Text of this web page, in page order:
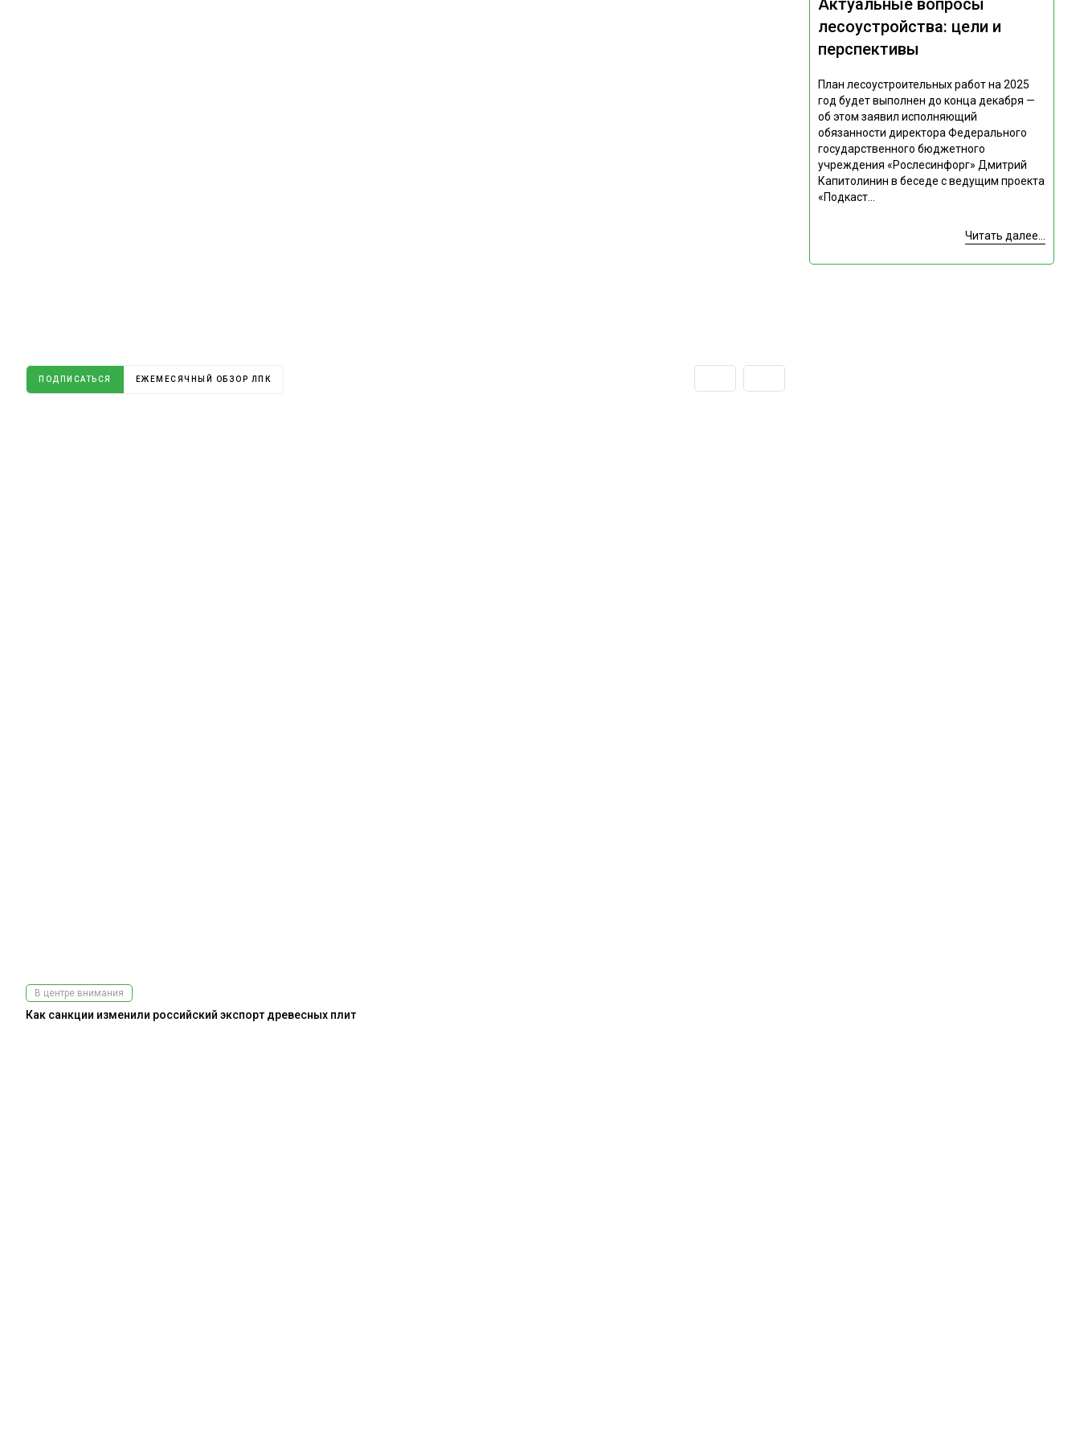
Актуальные вопросы
лесоустройства: цели и
перспективы
План лесоустроительных работ на 2025
год будет выполнен до конца декабря —
об этом заявил исполняющий
обязанности директора Федерального
государственного бюджетного
учреждения «Рослесинфорг» Дмитрий
Капитолинин в беседе с ведущим проекта
«Подкаст...
Читать далее...
ПОДПИСАТЬСЯ ЕЖЕМЕСЯЧНЫЙ ОБЗОР ЛПК
В центре внимания
Как санкции изменили российский экспорт древесных плит